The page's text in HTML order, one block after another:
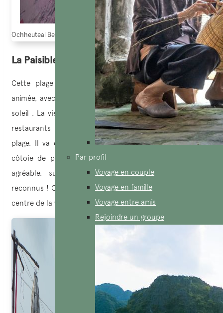
Par profil
Voyage en couple
Voyage en famille
Voyage entre amis
Rejoindre un groupe
Ochheuteal Beach ( pinterest.com)
La Paisible: Serendipity Beach
Cette plage du Cambodgeest connue pour être très
animée, avec une ambiance vibrante jusqu’au coucher du
soleil . La vie qui se profile sur celle-ci, provint des bars,
restaurants et hôtels se trouvant sur ou autour de la
plage. Il va donc la détente et le divertissement qui se
côtoie de près. De plus le cadre est particulièrement
agréable, surtout lors des couchers de soleil très
reconnus ! Cette plage est facilement accessible depuis le
centre de la ville, à 10/ 15 minutes en fonction du trafic.